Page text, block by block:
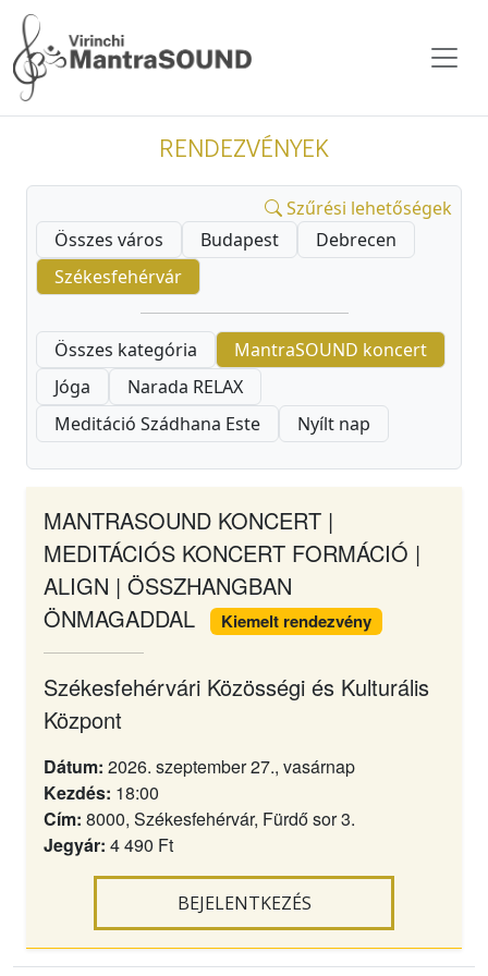
RENDEZVÉNYEK
Szűrési lehetőségek
Összes város
Budapest
Debrecen
Székesfehérvár
Összes kategória
MantraSOUND koncert
Jóga
Narada RELAX
Meditáció Szádhana Este
Nyílt nap
MANTRASOUND KONCERT |
MEDITÁCIÓS KONCERT FORMÁCIÓ |
ALIGN | ÖSSZHANGBAN
ÖNMAGADDAL
Kiemelt rendezvény
Székesfehérvári Közösségi és Kulturális
Központ
Dátum: 2026. szeptember 27., vasárnap
Kezdés: 18:00
Cím: 8000, Székesfehérvár, Fürdő sor 3.
Jegyár: 4 490 Ft
BEJELENTKEZÉS